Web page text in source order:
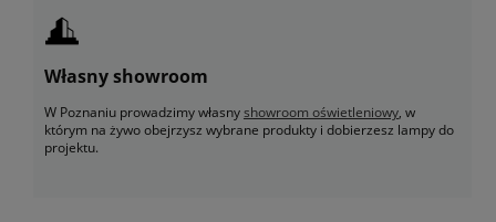
Własny showroom
W Poznaniu prowadzimy własnyshowroom oświetleniowy, w
którym na żywo obejrzysz wybrane produkty i dobierzesz lampy do
projektu.